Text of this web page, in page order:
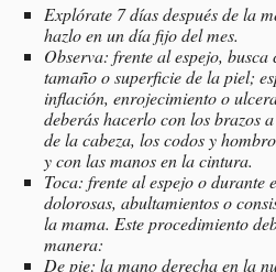
Explórate 7 días después de la
hazlo en un día fijo del mes.
Observa: frente al espejo,
tamaño o superficie de la piel;
inflación, enrojecimiento o
deberás hacerlo con los brazos
de la cabeza, los codos y
y con las manos en la cintura.
Toca: frente al espejo o durante
dolorosas, abultamientos o
la mama. Este procedimiento
manera:
De pie: la mano derecha en la